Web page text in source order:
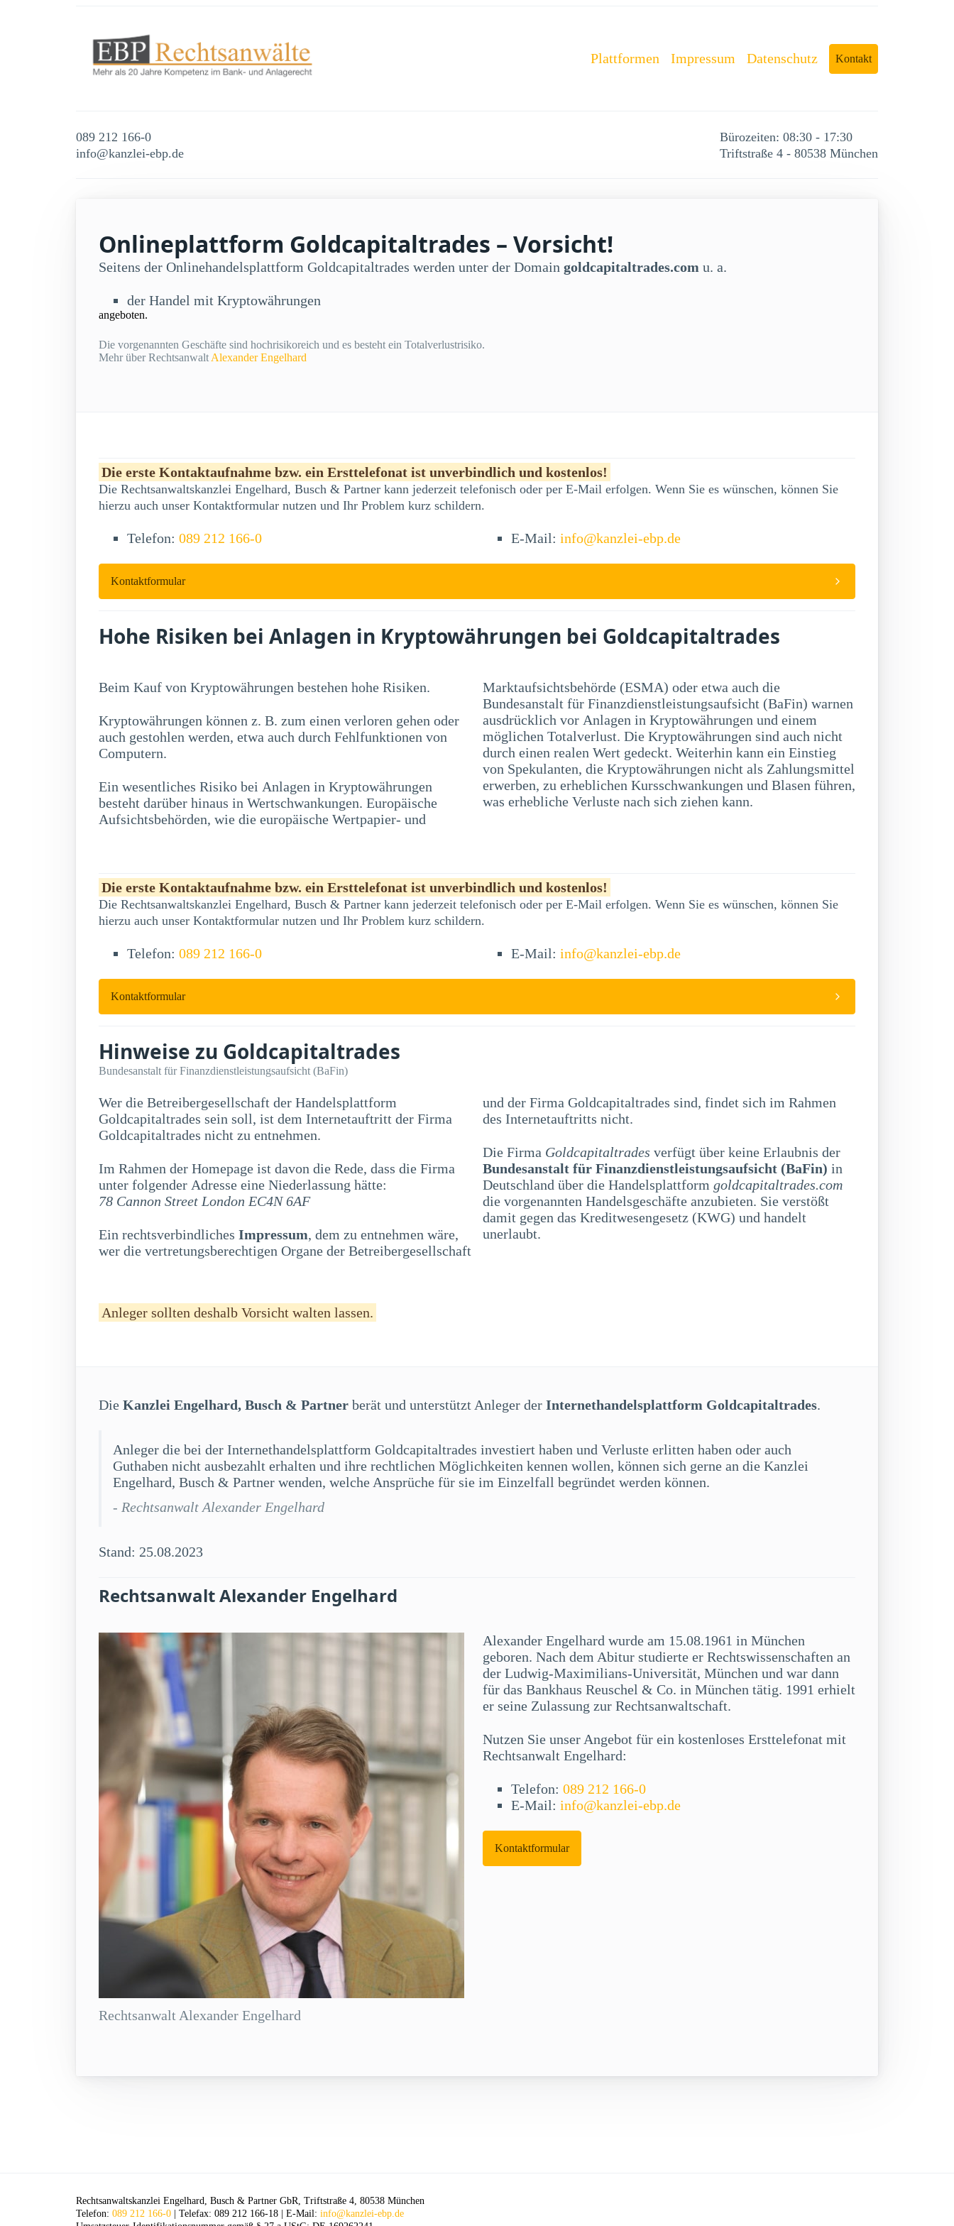
Plattformen Impressum Datenschutz Kontakt
089 212 166-0
info@kanzlei-ebp.de
Bürozeiten: 08:30 - 17:30
Triftstraße 4 - 80538 München
Onlineplattform Goldcapitaltrades – Vorsicht!
Seitens der Onlinehandelsplattform Goldcapitaltrades werden unter der Domain goldcapitaltrades.com u. a.
der Handel mit Kryptowährungen
angeboten.
Die vorgenannten Geschäfte sind hochrisikoreich und es besteht ein Totalverlustrisiko.
Mehr über Rechtsanwalt Alexander Engelhard
Die erste Kontaktaufnahme bzw. ein Ersttelefonat ist unverbindlich und kostenlos!
Die Rechtsanwaltskanzlei Engelhard, Busch & Partner kann jederzeit telefonisch oder per E-Mail erfolgen. Wenn Sie es wünschen, können Sie
hierzu auch unser Kontaktformular nutzen und Ihr Problem kurz schildern.
Telefon: 089 212 166-0 E-Mail: info@kanzlei-ebp.de
Kontaktformular
Hohe Risiken bei Anlagen in Kryptowährungen bei Goldcapitaltrades
Beim Kauf von Kryptowährungen bestehen hohe Risiken.
Kryptowährungen können z. B. zum einen verloren gehen oder
auch gestohlen werden, etwa auch durch Fehlfunktionen von
Computern.
Ein wesentliches Risiko bei Anlagen in Kryptowährungen
besteht darüber hinaus in Wertschwankungen. Europäische
Aufsichtsbehörden, wie die europäische Wertpapier- und
Marktaufsichtsbehörde (ESMA) oder etwa auch die
Bundesanstalt für Finanzdienstleistungsaufsicht (BaFin) warnen
ausdrücklich vor Anlagen in Kryptowährungen und einem
möglichen Totalverlust. Die Kryptowährungen sind auch nicht
durch einen realen Wert gedeckt. Weiterhin kann ein Einstieg
von Spekulanten, die Kryptowährungen nicht als Zahlungsmittel
erwerben, zu erheblichen Kursschwankungen und Blasen führen,
was erhebliche Verluste nach sich ziehen kann.
Die erste Kontaktaufnahme bzw. ein Ersttelefonat ist unverbindlich und kostenlos!
Die Rechtsanwaltskanzlei Engelhard, Busch & Partner kann jederzeit telefonisch oder per E-Mail erfolgen. Wenn Sie es wünschen, können Sie
hierzu auch unser Kontaktformular nutzen und Ihr Problem kurz schildern.
Telefon: 089 212 166-0 E-Mail: info@kanzlei-ebp.de
Kontaktformular
Hinweise zu Goldcapitaltrades
Bundesanstalt für Finanzdienstleistungsaufsicht (BaFin)
Wer die Betreibergesellschaft der Handelsplattform
Goldcapitaltrades sein soll, ist dem Internetauftritt der Firma
Goldcapitaltrades nicht zu entnehmen.
Im Rahmen der Homepage ist davon die Rede, dass die Firma
unter folgender Adresse eine Niederlassung hätte:
78 Cannon Street London EC4N 6AF
Ein rechtsverbindliches Impressum, dem zu entnehmen wäre,
wer die vertretungsberechtigen Organe der Betreibergesellschaft
und der Firma Goldcapitaltrades sind, findet sich im Rahmen
des Internetauftritts nicht.
Die Firma Goldcapitaltrades verfügt über keine Erlaubnis der
Bundesanstalt für Finanzdienstleistungsaufsicht (BaFin) in
Deutschland über die Handelsplattform goldcapitaltrades.com
die vorgenannten Handelsgeschäfte anzubieten. Sie verstößt
damit gegen das Kreditwesengesetz (KWG) und handelt
unerlaubt.
Anleger sollten deshalb Vorsicht walten lassen.
Die Kanzlei Engelhard, Busch & Partner berät und unterstützt Anleger der Internethandelsplattform Goldcapitaltrades.
Anleger die bei der Internethandelsplattform Goldcapitaltrades investiert haben und Verluste erlitten haben oder auch
Guthaben nicht ausbezahlt erhalten und ihre rechtlichen Möglichkeiten kennen wollen, können sich gerne an die Kanzlei
Engelhard, Busch & Partner wenden, welche Ansprüche für sie im Einzelfall begründet werden können.
- Rechtsanwalt Alexander Engelhard
Stand: 25.08.2023
Rechtsanwalt Alexander Engelhard
Rechtsanwalt Alexander Engelhard
Alexander Engelhard wurde am 15.08.1961 in München
geboren. Nach dem Abitur studierte er Rechtswissenschaften an
der Ludwig-Maximilians-Universität, München und war dann
für das Bankhaus Reuschel & Co. in München tätig. 1991 erhielt
er seine Zulassung zur Rechtsanwaltschaft.
Nutzen Sie unser Angebot für ein kostenloses Ersttelefonat mit
Rechtsanwalt Engelhard:
Telefon: 089 212 166-0
E-Mail: info@kanzlei-ebp.de
Kontaktformular
Rechtsanwaltskanzlei Engelhard, Busch & Partner GbR, Triftstraße 4, 80538 München
Telefon: 089 212 166-0 | Telefax: 089 212 166-18 | E-Mail: info@kanzlei-ebp.de